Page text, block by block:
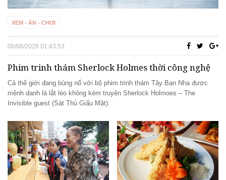
Phải chăng hạnh phúc là phải hy sinh?
Những bí quyết làm đẹp truyền miệng nên
ngừng tin tưởng
Những món ăn vặt không thể bỏ qua khi đến
XEM - ĂN - CHƠI
06/08/2026 01:43:53
Phim trinh thám Sherlock Holmes thời công nghệ
Cả thế giới đang bùng nổ với bộ phim trinh thám Tây Ban Nha được
mệnh danh là lắt léo không kém truyện Sherlock Holmoes – The
Invisible guest (Sát Thủ Giấu Mặt).